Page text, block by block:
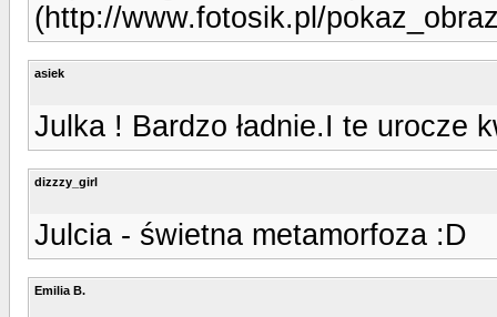
(http://www.fotosik.pl/
asiek
Julka ! Bardzo ładnie.I te urocze
dizzzy_girl
Julcia - świetna metamorfoza :D
Emilia B.